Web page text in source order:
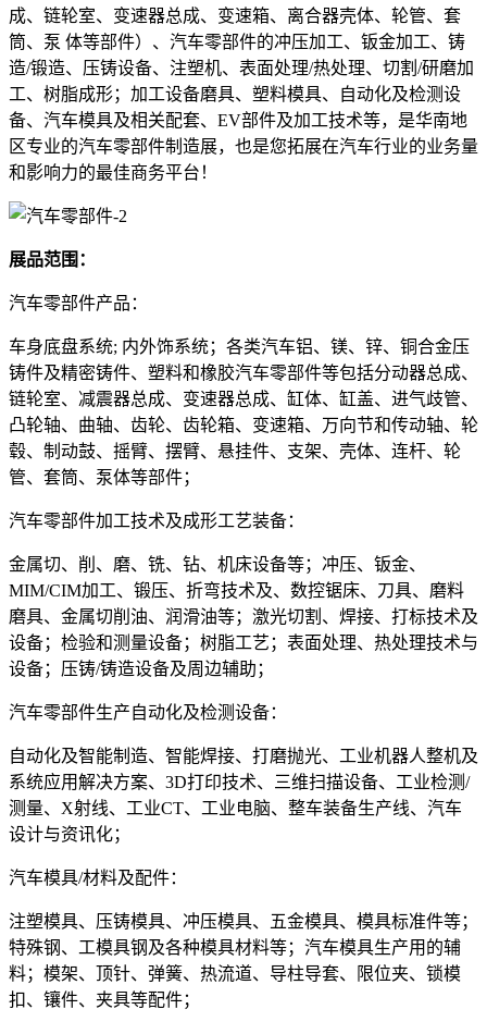
成、链轮室、变速器总成、变速箱、离合器壳体、轮管、套
筒、泵 体等部件）、汽车零部件的冲压加工、钣金加工、铸
造/锻造、压铸设备、注塑机、表面处理/热处理、切割/研磨加
工、树脂成形；加工设备磨具、塑料模具、自动化及检测设
备、汽车模具及相关配套、EV部件及加工技术等，是华南地
区专业的汽车零部件制造展，也是您拓展在汽车行业的业务量
和影响力的最佳商务平台！
展品范围：
汽车零部件产品：
车身底盘系统; 内外饰系统；各类汽车铝、镁、锌、铜合金压
铸件及精密铸件、塑料和橡胶汽车零部件等包括分动器总成、
链轮室、减震器总成、变速器总成、缸体、缸盖、进气歧管、
凸轮轴、曲轴、齿轮、齿轮箱、变速箱、万向节和传动轴、轮
毂、制动鼓、摇臂、摆臂、悬挂件、支架、壳体、连杆、轮
管、套筒、泵体等部件；
汽车零部件加工技术及成形工艺装备：
金属切、削、磨、铣、钻、机床设备等；冲压、钣金、
MIM/CIM加工、锻压、折弯技术及、数控锯床、刀具、磨料
磨具、金属切削油、润滑油等；激光切割、焊接、打标技术及
设备；检验和测量设备；树脂工艺；表面处理、热处理技术与
设备；压铸/铸造设备及周边辅助；
汽车零部件生产自动化及检测设备：
自动化及智能制造、智能焊接、打磨抛光、工业机器人整机及
系统应用解决方案、3D打印技术、三维扫描设备、工业检测/
测量、X射线、工业CT、工业电脑、整车装备生产线、汽车
设计与资讯化；
汽车模具/材料及配件：
注塑模具、压铸模具、冲压模具、五金模具、模具标准件等；
特殊钢、工模具钢及各种模具材料等；汽车模具生产用的辅
料；模架、顶针、弹簧、热流道、导柱导套、限位夹、锁模
扣、镶件、夹具等配件；